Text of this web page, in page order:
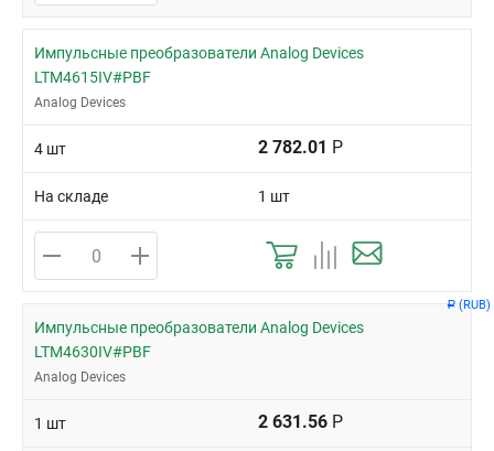
Р (RUB)
Импульсные преобразователи Analog Devices
LTM4615IV#PBF
Analog Devices
4 шт 2 782.01 Р
На складе 1 шт
Импульсные преобразователи Analog Devices
LTM4630IV#PBF
Analog Devices
1 шт 2 631.56 Р